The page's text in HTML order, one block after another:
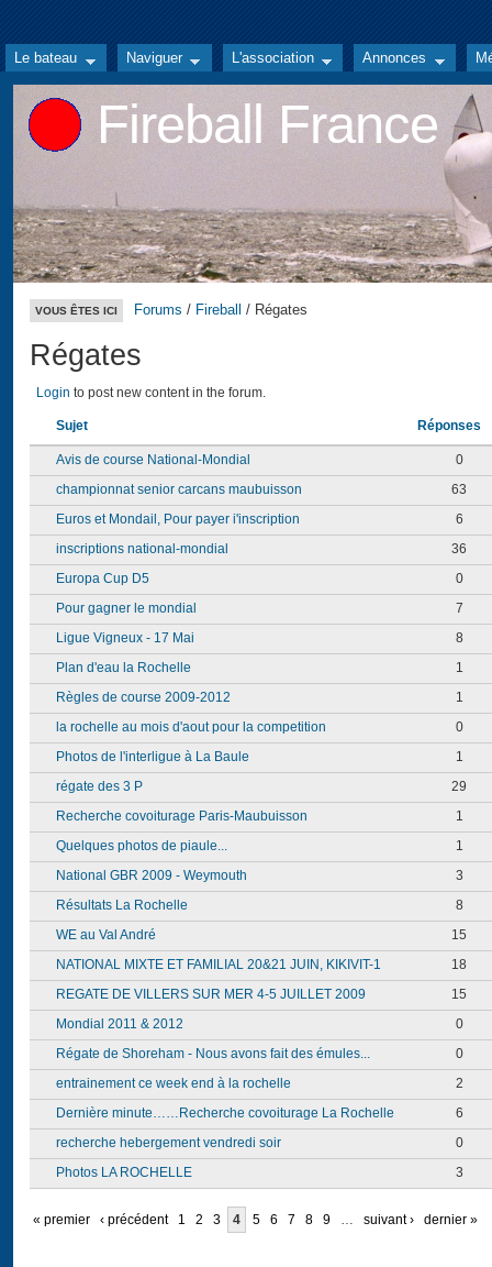
Le bateau Naviguer L'association Annonces
Fireball France
VOUS ÊTES ICI Forums / Fireball / Régates
Régates
Login to post new content in the forum.
Sujet Réponses
Avis de course National-Mondial
0
championnat senior carcans maubuisson
63
Euros et Mondail, Pour payer i'inscription
6
inscriptions national-mondial
36
Europa Cup D5
0
Pour gagner le mondial
7
Ligue Vigneux - 17 Mai
8
Plan d'eau la Rochelle
1
Règles de course 2009-2012
1
la rochelle au mois d'aout pour la competition
0
Photos de l'interligue à La Baule
1
régate des 3 P
29
Recherche covoiturage Paris-Maubuisson
1
Quelques photos de piaule...
1
National GBR 2009 - Weymouth
3
Résultats La Rochelle
8
WE au Val André
15
NATIONAL MIXTE ET FAMILIAL 20&21 JUIN, KIKIVIT-1
18
REGATE DE VILLERS SUR MER 4-5 JUILLET 2009
15
Mondial 2011 & 2012
0
Régate de Shoreham - Nous avons fait des émules...
0
entrainement ce week end à la rochelle
2
Dernière minute……Recherche covoiturage La Rochelle
6
recherche hebergement vendredi soir
0
Photos LA ROCHELLE
3
« premier ‹ précédent 1 2 3 4 5 6 7 8 9 … suivant › dernier »